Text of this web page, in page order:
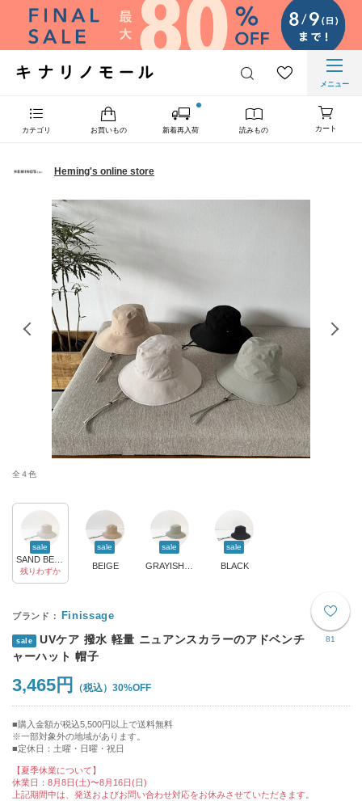
メニュー
カテゴリ お買いもの 新着再入荷 読みもの カート
Heming's online store
全４色
sale
残りわずか
sale
BEIGE
sale sale
BLACK
81
Finissage
sale
UVケア 撥水 軽量 ニュアンスカラーのアドベンチ
ャーハット 帽子
3,465円 30%OFF
購入金額が税込5,500円以上で送料無料
※一部対象外の地域があります。
定休日：土曜・日曜・祝日
【夏季休業について】
休業日：8月8日(土)〜8月16日(日)
上記期間中は、発送およびお問い合わせ対応をお休みさせていただきます。